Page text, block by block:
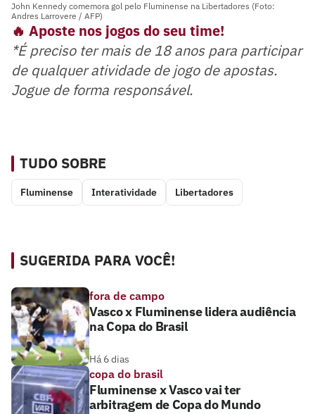
John Kennedy comemora gol pelo Fluminense na Libertadores (Foto:
Andres Larrovere / AFP)
🔥 Aposte nos jogos do seu time!
*É preciso ter mais de 18 anos para participar
de qualquer atividade de jogo de apostas.
Jogue de forma responsável.
TUDO SOBRE
Fluminense Interatividade Libertadores
SUGERIDA PARA VOCÊ!
fora de campo
Vasco x Fluminense lidera audiência
na Copa do Brasil
Há 6 dias
copa do brasil
Fluminense x Vasco vai ter
arbitragem de Copa do Mundo